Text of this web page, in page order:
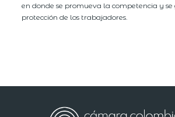
en donde se promueva la competencia y
protección de los trabajadores.